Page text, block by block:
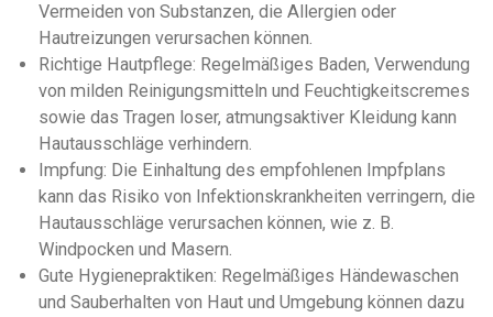
Vermeiden von Substanzen, die Allergien oder
Hautreizungen verursachen können.
Richtige Hautpflege: Regelmäßiges Baden, Verwendung
von milden Reinigungsmitteln und Feuchtigkeitscremes
sowie das Tragen loser, atmungsaktiver Kleidung kann
Hautausschläge verhindern.
Impfung: Die Einhaltung des empfohlenen Impfplans
kann das Risiko von Infektionskrankheiten verringern, die
Hautausschläge verursachen können, wie z. B.
Windpocken und Masern.
Gute Hygienepraktiken: Regelmäßiges Händewaschen
und Sauberhalten von Haut und Umgebung können dazu